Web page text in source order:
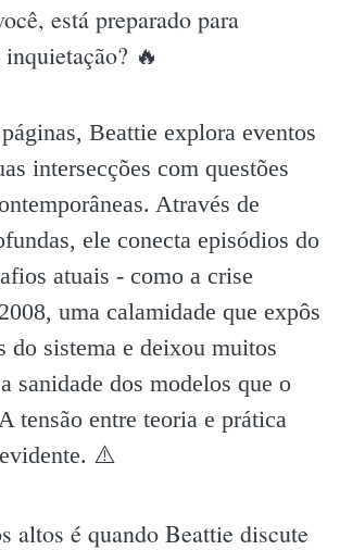
está preparado para
🔥
Beattie explora eventos
intersecções com questões
Através de
ele conecta episódios do
atuais - como a crise
uma calamidade que expôs
do sistema e deixou muitos
sanidade dos modelos que o
tensão entre teoria e prática
⚠️
altos é quando Beattie discute